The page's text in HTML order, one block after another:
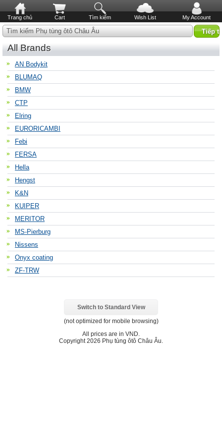
Trang chủ Cart Tìm kiếm Wish List My Account
Tìm kiếm Phụ tùng ôtô Châu Âu
All Brands
AN Bodykit
BLUMAQ
BMW
CTP
Elring
EURORICAMBI
Febi
FERSA
Hella
Hengst
K&N
KUIPER
MERITOR
MS-Pierburg
Nissens
Onyx coating
ZF-TRW
Switch to Standard View
(not optimized for mobile browsing)
All prices are in VND
Copyright 2026 Phụ tùng ôtô Châu Âu.